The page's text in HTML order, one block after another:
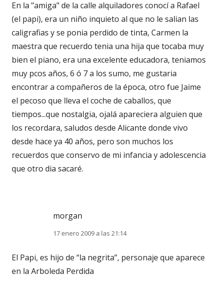
En la "amiga" de la calle alquiladores conocí a Rafael
(el papi), era un niño inquieto al que no le salian las
caligrafias y se ponia perdido de tinta, Carmen la
maestra que recuerdo tenia una hija que tocaba muy
bien el piano, era una excelente educadora, teniamos
muy pcos años, 6 ó 7 a los sumo, me gustaria
encontrar a compañeros de la época, otro fue Jaime
el pecoso que lleva el coche de caballos, que
tiempos...que nostalgia, ojalá apareciera alguien que
los recordara, saludos desde Alicante donde vivo
desde hace ya 40 años, pero son muchos los
recuerdos que conservo de mi infancia y adolescencia
que otro dia sacaré.
morgan
17 enero 2009 a las 21:14
El Papi, es hijo de “la negrita”, personaje que aparece
en la Arboleda Perdida